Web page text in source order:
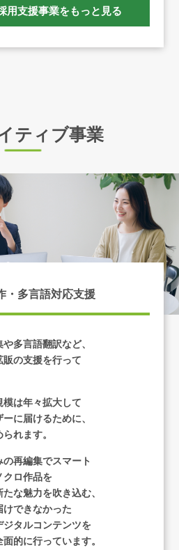
用支援事業をもっと見る
ティブ事業
・多言語対応支援
多言語翻訳など、
販の支援を行って
は年々拡大して
に届けるために、
れます。
再編集でスマート
クロ作品を
な魅力を吹き込む、
けできなかった
タルコンテンツを
的に行っています。